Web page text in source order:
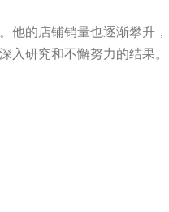
他的店铺销量也逐渐攀升，
研究和不懈努力的结果。